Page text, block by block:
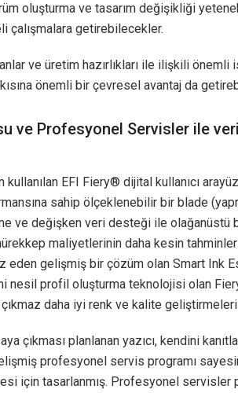
oluşturma ve tasarım değişikliği
çalışmalara getirebilecekler.
ve üretim hazırlıkları ile ilişkili önemli
önemli bir çevresel avantaj da
ve Profesyonel Servisler ile
kullanılan EFI Fiery® dijital kullanıcı
sahip ölçeklenebilir bir blade
ve değişken veri desteği ile olağanüstü
maliyetlerinin daha kesin
eden gelişmiş bir çözüm olan Smart Ink
nesil profil oluşturma teknolojisi olan
daha iyi renk ve kalite
çıkması planlanan yazıcı, kendini
profesyonel servis programı
için tasarlanmış. Profesyonel servisler